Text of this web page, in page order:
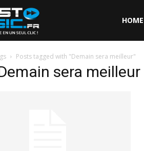
HOME
Posts tagged with "Demain sera meilleur"
sera meilleur